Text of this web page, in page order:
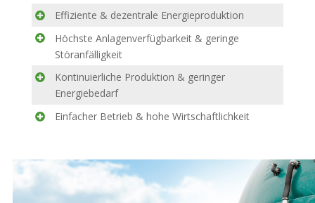
Effiziente & dezentrale Energieproduktion
Höchste Anlagenverfügbarkeit & geringe
Störanfälligkeit
Kontinuierliche Produktion & geringer
Energiebedarf
Einfacher Betrieb & hohe Wirtschaftlichkeit